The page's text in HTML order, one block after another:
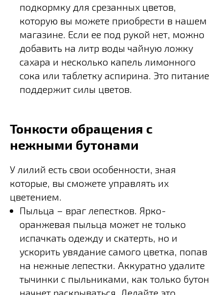
подкормку для срезанных цветов,
которую вы можете приобрести в нашем
магазине. Если ее под рукой нет, можно
добавить на литр воды чайную ложку
сахара и несколько капель лимонного
сока или таблетку аспирина. Это питание
поддержит силы цветов.
Тонкости обращения с
нежными бутонами
У лилий есть свои особенности, зная
которые, вы сможете управлять их
цветением.
Пыльца – враг лепестков. Ярко-
оранжевая пыльца может не только
испачкать одежду и скатерть, но и
ускорить увядание самого цветка, попав
на нежные лепестки. Аккуратно удалите
тычинки с пыльниками, как только бутон